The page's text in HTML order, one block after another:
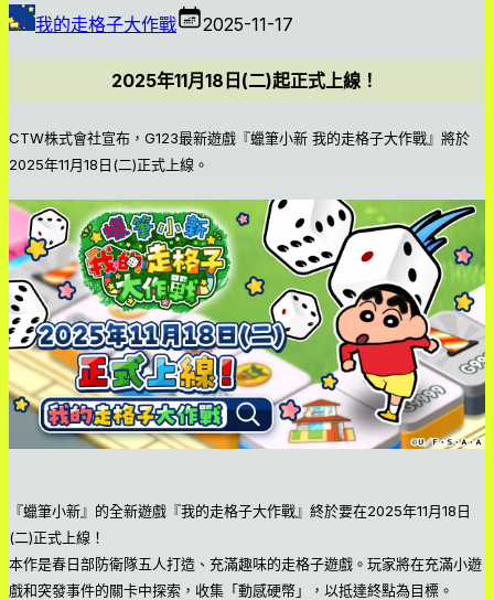
我的走格子大作戰 2025-11-17
2025年11月18日(二)起正式上線！
CTW株式會社宣布，G123最新遊戲『蠟筆小新 我的走格子大作戰』將於
2025年11月18日(二)正式上線。
『蠟筆小新』的全新遊戲『我的走格子大作戰』終於要在2025年11月18日
(二)正式上線！
本作是春日部防衛隊五人打造、充滿趣味的走格子遊戲。玩家將在充滿小遊
戲和突發事件的關卡中探索，收集「動感硬幣」，以抵達終點為目標。